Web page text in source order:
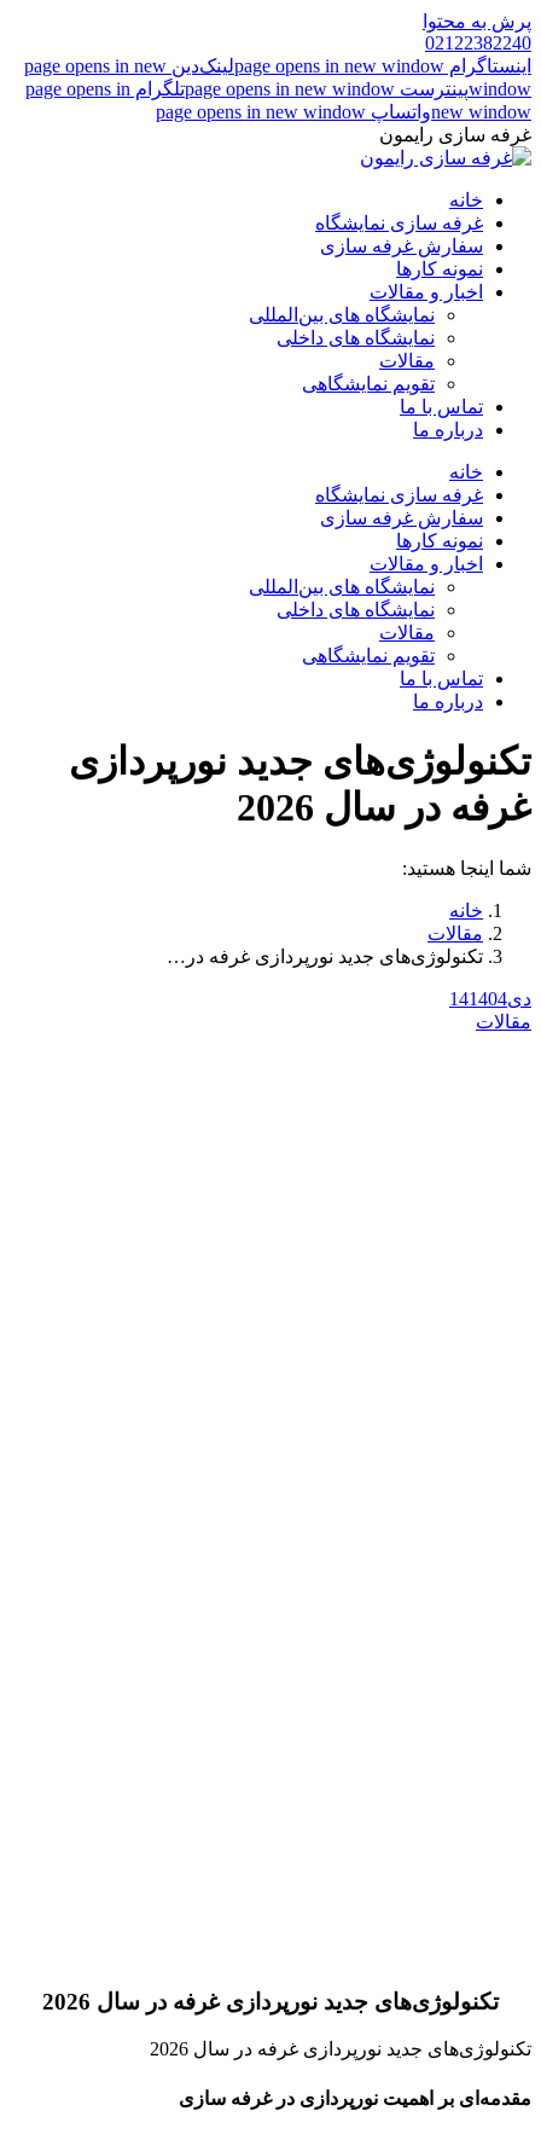
پرش به محتوا
02122382240
اینستاگرام page opens in new window
لینک‌دین page opens in new
windowپینترست page opens in new window
تلگرام page opens in
new windowواتساپ page opens in new window
غرفه سازی رایمون
خانه
غرفه سازی نمایشگاه
سفارش غرفه سازی
نمونه کارها
اخبار و مقالات
نمایشگاه های بین‌المللی
نمایشگاه های داخلی
مقالات
تقویم نمایشگاهی
تماس با ما
درباره ما
خانه
غرفه سازی نمایشگاه
سفارش غرفه سازی
نمونه کارها
اخبار و مقالات
نمایشگاه های بین‌المللی
نمایشگاه های داخلی
مقالات
تقویم نمایشگاهی
تماس با ما
درباره ما
تکنولوژی‌های جدید نورپردازی
غرفه در سال 2026
شما اینجا هستید:
خانه
مقالات
تکنولوژی‌های جدید نورپردازی غرفه در…
دی 141404
مقالات
تکنولوژی‌های جدید نورپردازی غرفه در سال 2026
تکنولوژی‌های جدید نورپردازی غرفه در سال 2026
مقدمه‌ای بر اهمیت نورپردازی در غرفه سازی